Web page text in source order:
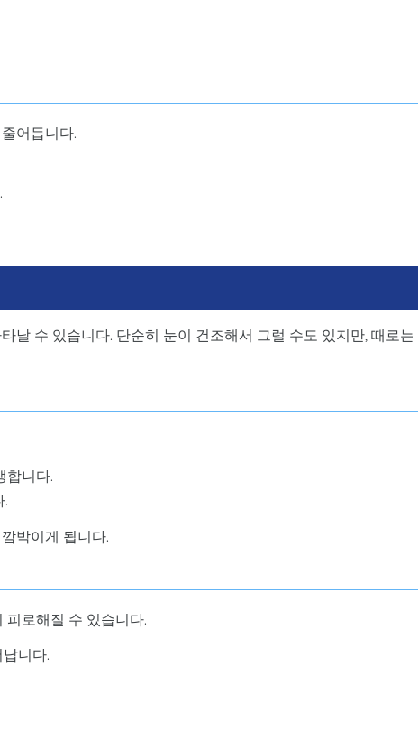
어듭니다.
날 수 있습니다. 단순히 눈이 건조해서 그럴 수도 있지만, 때로는
합니다.
.
박이게 됩니다.
피로해질 수 있습니다.
니다.